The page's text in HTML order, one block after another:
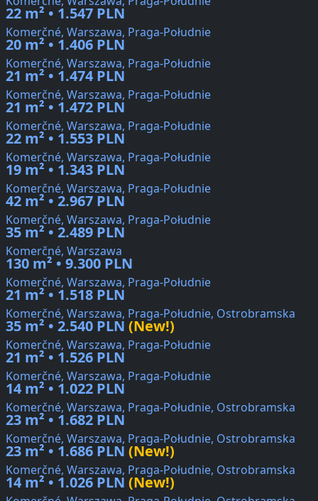
22 m² • 1.547 PLN
Komerčné, Warszawa, Praga-Południe
20 m² • 1.406 PLN
Komerčné, Warszawa, Praga-Południe
21 m² • 1.474 PLN
Komerčné, Warszawa, Praga-Południe
21 m² • 1.472 PLN
Komerčné, Warszawa, Praga-Południe
22 m² • 1.553 PLN
Komerčné, Warszawa, Praga-Południe
19 m² • 1.343 PLN
Komerčné, Warszawa, Praga-Południe
42 m² • 2.967 PLN
Komerčné, Warszawa, Praga-Południe
35 m² • 2.489 PLN
Komerčné, Warszawa
130 m² • 9.300 PLN
Komerčné, Warszawa, Praga-Południe
21 m² • 1.518 PLN
Komerčné, Warszawa, Praga-Południe, Ostrobramska
35 m² • 2.540 PLN (New!)
Komerčné, Warszawa, Praga-Południe
21 m² • 1.526 PLN
Komerčné, Warszawa, Praga-Południe
14 m² • 1.022 PLN
Komerčné, Warszawa, Praga-Południe, Ostrobramska
23 m² • 1.682 PLN
Komerčné, Warszawa, Praga-Południe, Ostrobramska
23 m² • 1.686 PLN (New!)
Komerčné, Warszawa, Praga-Południe, Ostrobramska
14 m² • 1.026 PLN (New!)